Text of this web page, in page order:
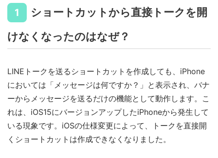
1
ショートカットから直接トークを開
けなくなったのはなぜ？
LINEトークを送るショートカットを作成しても、iPhone
においては「メッセージは何ですか？」と表示され、バナ
ーからメッセージを送るだけの機能として動作します。こ
れは、iOS15にバージョンアップしたiPhoneから発生して
いる現象です。iOSの仕様変更によって、トークを直接開
くショートカットは作成できなくなりました。